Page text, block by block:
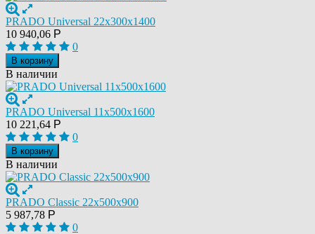
PRADO Universal 22х300х1400
10 940,06 Р
0
В корзину
В наличии
PRADO Universal 11х500х1600
10 221,64 Р
0
В корзину
В наличии
PRADO Classic 22х500х900
5 987,78 Р
0